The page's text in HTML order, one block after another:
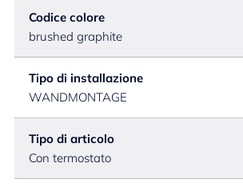
Codice colore
brushed graphite
Tipo di installazione
WANDMONTAGE
Tipo di articolo
Con termostato